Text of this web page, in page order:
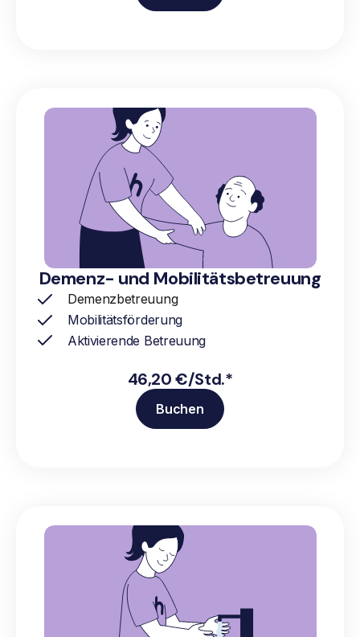
Demenz- und Mobilitätsbetreuung
Demenzbetreuung
Mobilitätsförderung
Aktivierende Betreuung
46,20 €/Std.*
Buchen